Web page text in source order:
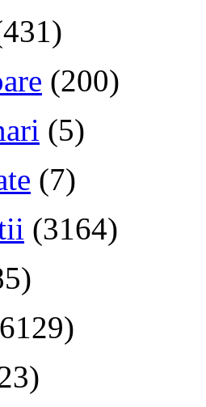
(200)
(5)
(7)
(3164)